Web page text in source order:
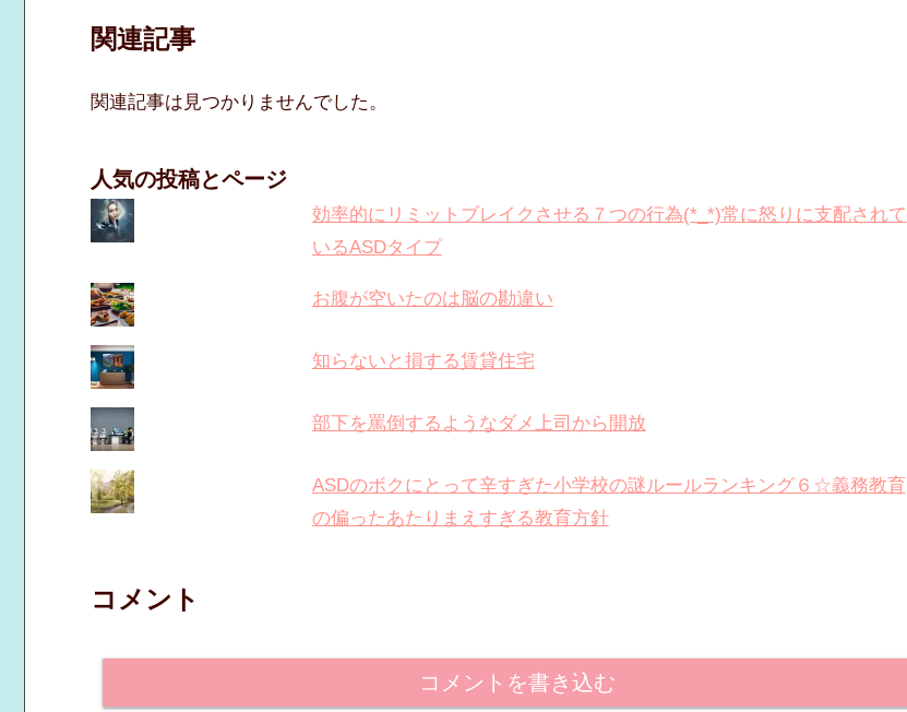
関連記事
関連記事は見つかりませんでした。
人気の投稿とページ
効率的にリミットブレイクさせる７つの行為(*_*)常に怒りに支配されて
いるASDタイプ
お腹が空いたのは脳の勘違い
知らないと損する賃貸住宅
部下を罵倒するようなダメ上司から開放
ASDのボクにとって辛すぎた小学校の謎ルールランキング６☆義務教育
の偏ったあたりまえすぎる教育方針
コメント
コメントを書き込む